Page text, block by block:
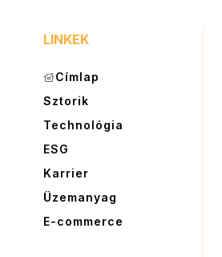
LINKEK
Címlap
Sztorik
Technológia
ESG
Karrier
Üzemanyag
E-commerce